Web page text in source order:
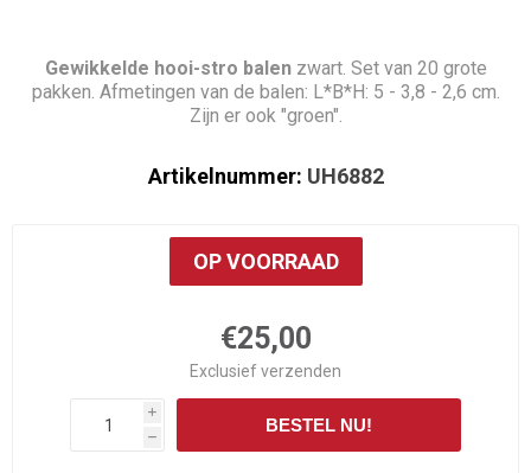
Gewikkelde hooi-stro balenzwart. Set van 20 grote
pakken. Afmetingen van de balen: L*B*H: 5 - 3,8 - 2,6 cm.
Zijn er ook "groen".
Artikelnummer: UH6882
OP VOORRAAD
€25,00
Exclusiefverzenden
i
h
BESTEL NU!